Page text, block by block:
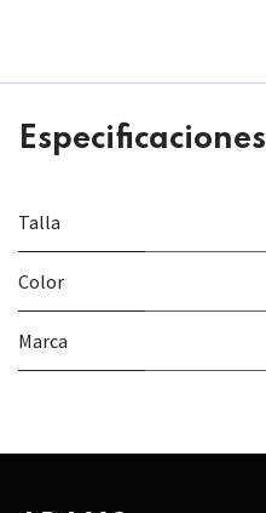
Especificaciones
Talla
Color
Marca